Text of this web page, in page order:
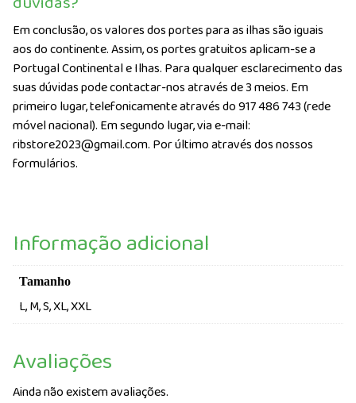
Em conclusão, os valores dos portes para as ilhas são iguais
aos do continente. Assim, os portes gratuitos aplicam-se a
Portugal Continental e Ilhas. Para qualquer esclarecimento das
suas dúvidas pode contactar-nos através de 3 meios. Em
primeiro lugar, telefonicamente através do 917 486 743 (rede
móvel nacional). Em segundo lugar, via e-mail:
ribstore2023@gmail.com. Por último através dos nossos
formulários.
Informação adicional
Tamanho
L, M, S, XL, XXL
Avaliações
Ainda não existem avaliações.